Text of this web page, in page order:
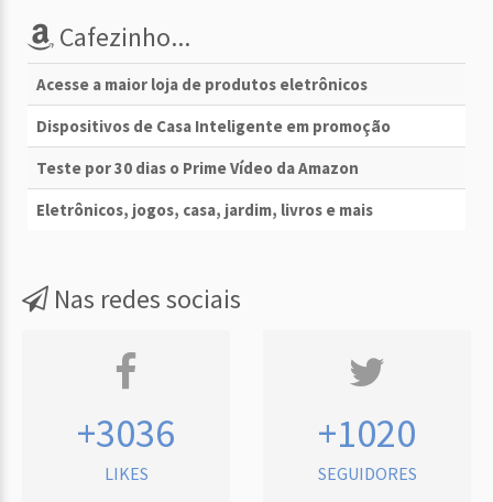
Cafezinho...
Acesse a maior loja de produtos eletrônicos
Dispositivos de Casa Inteligente em promoção
Teste por 30 dias o Prime Vídeo da Amazon
Eletrônicos, jogos, casa, jardim, livros e mais
Nas redes sociais
+3036
LIKES
+1020
SEGUIDORES